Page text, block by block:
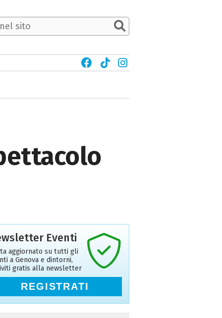
Eventi
aggiornato su tutti gli
a Genova e dintorni,
gratis alla newsletter
REGISTRATI